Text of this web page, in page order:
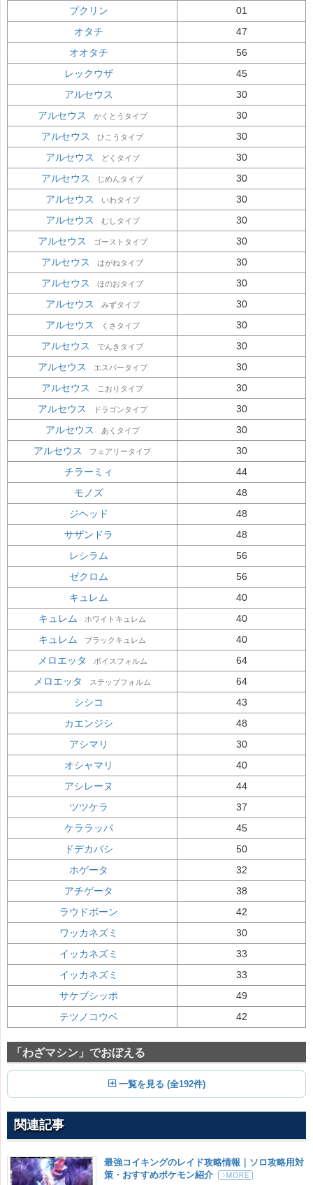
プクリン
01
オタチ
47
オオタチ
56
レックウザ
45
アルセウス
30
アルセウス
かくとうタイプ
30
アルセウス
ひこうタイプ
30
アルセウス
どくタイプ
30
アルセウス
じめんタイプ
30
アルセウス
いわタイプ
30
アルセウス
むしタイプ
30
アルセウス
ゴーストタイプ
30
アルセウス
はがねタイプ
30
アルセウス
ほのおタイプ
30
アルセウス
みずタイプ
30
アルセウス
くさタイプ
30
アルセウス
でんきタイプ
30
アルセウス
エスパータイプ
30
アルセウス
こおりタイプ
30
アルセウス
ドラゴンタイプ
30
アルセウス
あくタイプ
30
アルセウス
フェアリータイプ
30
チラーミィ
44
モノズ
48
ジヘッド
48
サザンドラ
48
レシラム
56
ゼクロム
56
キュレム
40
キュレム
ホワイトキュレム
40
キュレム
ブラックキュレム
40
メロエッタ
ボイスフォルム
64
メロエッタ
ステップフォルム
64
シシコ
43
カエンジシ
48
アシマリ
30
オシャマリ
40
アシレーヌ
44
ツツケラ
37
ケララッパ
45
ドデカバシ
50
ホゲータ
32
アチゲータ
38
ラウドボーン
42
ワッカネズミ
30
イッカネズミ
33
イッカネズミ
33
サケブシッポ
49
テツノコウベ
42
「わざマシン」でおぼえる
一覧を見る (全192件)
関連記事
最強コイキングのレイド攻略情報｜ソロ攻略用対
策・おすすめポケモン紹介